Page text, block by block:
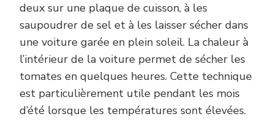
deux sur une plaque de cuisson, à les
saupoudrer de sel et à les laisser sécher dans
une voiture garée en plein soleil. La chaleur à
l’intérieur de la voiture permet de sécher les
tomates en quelques heures. Cette technique
est particulièrement utile pendant les mois
d’été lorsque les températures sont élevées.